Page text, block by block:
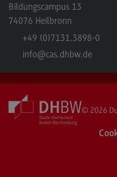
Governance Sozialer
Governance
Modulangebot
Berufsperspektiven
Kontakt
Informatik
Bildungscampus 13
74076 Heilbronn
+49 (0)7131.3898-0
info@cas.dhbw.de
© 2026